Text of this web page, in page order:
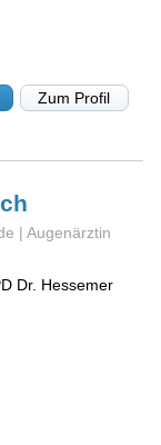
Zum Profil
| Augenärztin
Dr. Hessemer